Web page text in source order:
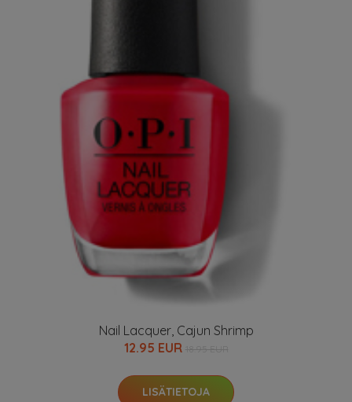
Nail Lacquer, Cajun Shrimp
12.95 EUR
LISÄTIETOJA